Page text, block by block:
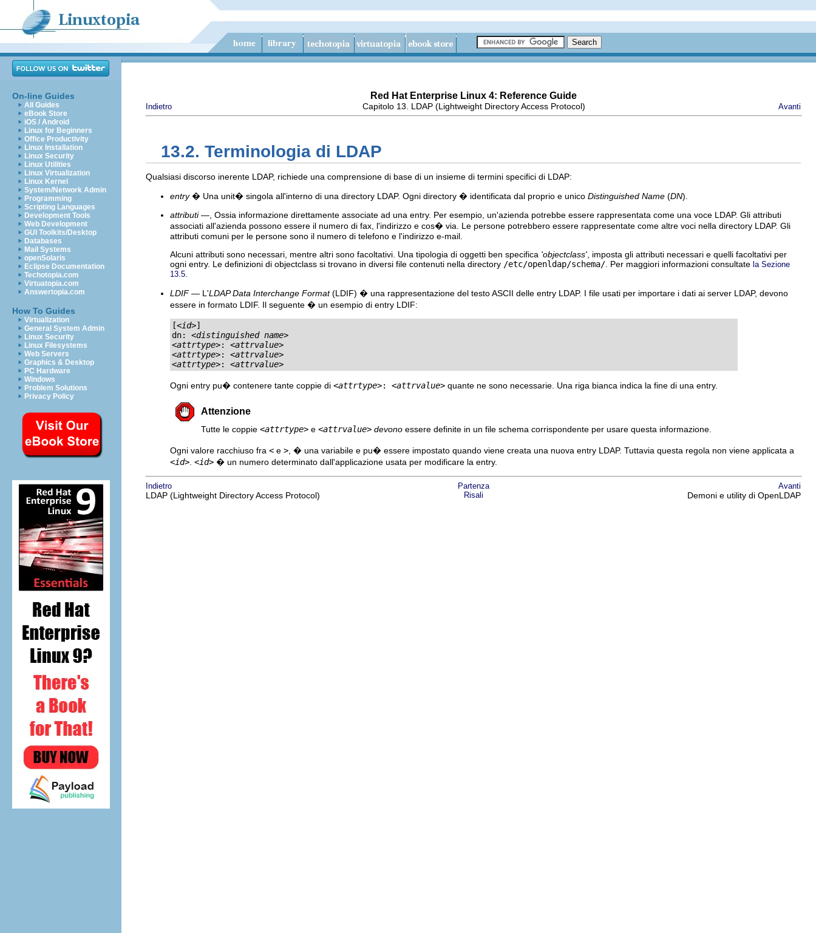
On-line Guides
All Guides
eBook Store
iOS / Android
Linux for Beginners
Office Productivity
Linux Installation
Linux Security
Linux Utilities
Linux Virtualization
Linux Kernel
System/Network Admin
Programming
Scripting Languages
Development Tools
Web Development
GUI Toolkits/Desktop
Databases
Mail Systems
openSolaris
Eclipse Documentation
Techotopia.com
Virtuatopia.com
Answertopia.com
How To Guides
Virtualization
General System Admin
Linux Security
Linux Filesystems
Web Servers
Graphics & Desktop
PC Hardware
Windows
Problem Solutions
Privacy Policy
Red Hat Enterprise Linux 4: Reference Guide
Indietro Capitolo 13. LDAP (Lightweight Directory Access Protocol) Avanti
13.2. Terminologia di LDAP
Qualsiasi discorso inerente LDAP, richiede una comprensione di base di un insieme di termini specifici di LDAP:
entry� Una unit� singola all'interno di una directory LDAP. Ogni directory � identificata dal proprio e unico Distinguished Name (DN).
attributi—, Ossia informazione direttamente associate ad una entry. Per esempio, un'azienda potrebbe essere rappresentata come una voce LDAP. Gli attributi
associati all'azienda possono essere il numero di fax, l'indirizzo e cos� via. Le persone potrebbero essere rappresentate come altre voci nella directory LDAP. Gli
attributi comuni per le persone sono il numero di telefono e l'indirizzo e-mail.
Alcuni attributi sono necessari, mentre altri sono facoltativi. Una tipologia di oggetti ben specifica 'objectclass' , imposta gli attributi necessari e quelli facoltativi per
ogni entry. Le definizioni di objectclass si trovano in diversi file contenuti nella directory /etc/openldap/schema/ . Per maggiori informazioni consultate la Sezione
13.5
LDIF— L'LDAP Data Interchange Format(LDIF) � una rappresentazione del testo ASCII delle entry LDAP. I file usati per importare i dati ai server LDAP, devono
essere in formato LDIF. Il seguente � un esempio di entry LDIF:
[<id>]
dn: <distinguished name>
<attrtype>: <attrvalue>
<attrtype>: <attrvalue>
<attrtype>: <attrvalue>
Ogni entry pu� contenere tante coppie di <attrtype>: <attrvalue> quante ne sono necessarie. Una riga bianca indica la fine di una entry.
Attenzione
Tutte le coppie <attrtype> e <attrvalue> devono essere definite in un file schema corrispondente per usare questa informazione.
Ogni valore racchiuso fra < e > , � una variabile e pu� essere impostato quando viene creata una nuova entry LDAP. Tuttavia questa regola non viene applicata a
<id> <id> � un numero determinato dall'applicazione usata per modificare la entry.
Indietro Partenza Avanti
LDAP (Lightweight Directory Access Protocol) Risali Demoni e utility di OpenLDAP